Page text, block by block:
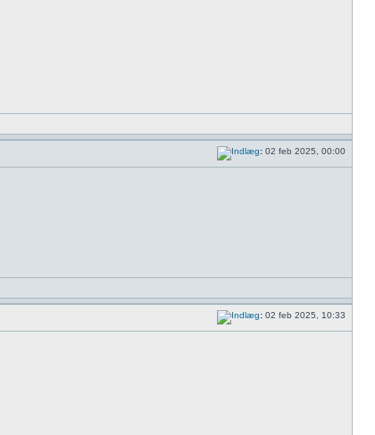
: 02 feb 2025, 00:00
: 02 feb 2025, 10:33